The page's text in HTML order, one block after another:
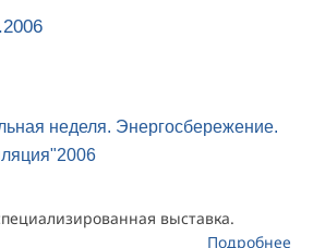
неделя. Энергосбережение.
выставка.
Подробнее